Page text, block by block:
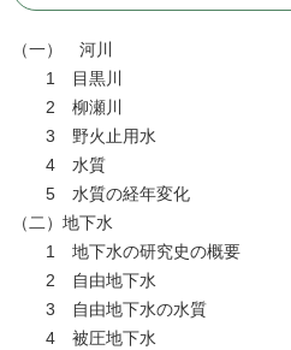
（一） 河川
1 目黒川
2 柳瀬川
3 野火止用水
4 水質
5 水質の経年変化
（二）地下水
1 地下水の研究史の概要
2 自由地下水
3 自由地下水の水質
4 被圧地下水